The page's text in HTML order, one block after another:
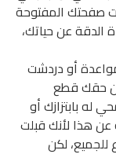
صفحتك المفتوحة
عن حياتك،
أو دردشت
حقك قطع
له بابتزازك أو
هذا لأنك قبلت
للجميع، لكن